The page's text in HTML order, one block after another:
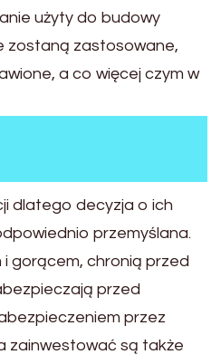
użyty do budowy
zostaną zastosowane,
a co więcej czym w
dlatego decyzja o ich
przemyślana.
i gorącem, chronią przed
przed
przez
zainwestować są także